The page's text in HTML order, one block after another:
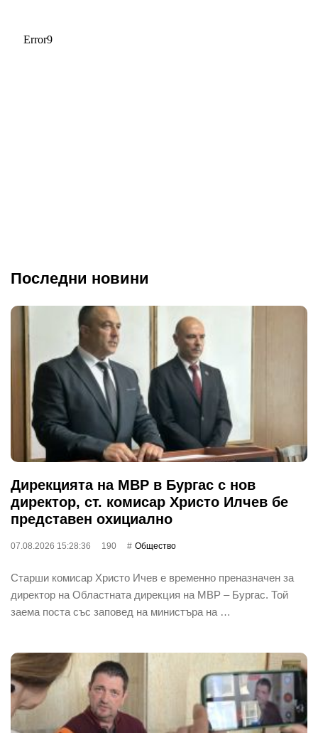
Последни новини
Дирекцията на МВР в Бургас с нов
директор, ст. комисар Христо Илчев бе
представен охициално
07.08.2026 15:28:36 190 Общество
Старши комисар Христо Ичев е временно преназначен за
директор на Областната дирекция на МВР – Бургас. Той
заема поста със заповед на министъра на …